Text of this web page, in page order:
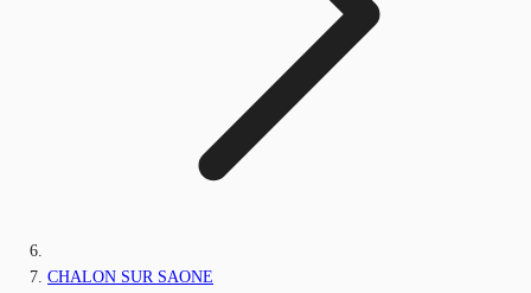
CHALON SUR SAONE